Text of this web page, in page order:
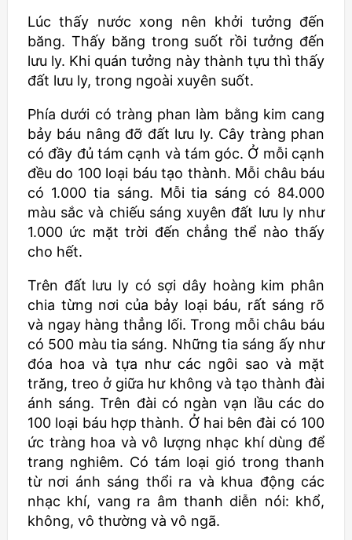
Lúc thấy nước xong nên khởi tưởng đến
băng. Thấy băng trong suốt rồi tưởng đến
lưu ly. Khi quán tưởng này thành tựu thì thấy
đất lưu ly, trong ngoài xuyên suốt.
Phía dưới có tràng phan làm bằng kim cang
bảy báu nâng đỡ đất lưu ly. Cây tràng phan
có đầy đủ tám cạnh và tám góc. Ở mỗi cạnh
đều do 100 loại báu tạo thành. Mỗi châu báu
có 1.000 tia sáng. Mỗi tia sáng có 84.000
màu sắc và chiếu sáng xuyên đất lưu ly như
1.000 ức mặt trời đến chẳng thể nào thấy
cho hết.
Trên đất lưu ly có sợi dây hoàng kim phân
chia từng nơi của bảy loại báu, rất sáng rõ
và ngay hàng thẳng lối. Trong mỗi châu báu
có 500 màu tia sáng. Những tia sáng ấy như
đóa hoa và tựa như các ngôi sao và mặt
trăng, treo ở giữa hư không và tạo thành đài
ánh sáng. Trên đài có ngàn vạn lầu các do
100 loại báu hợp thành. Ở hai bên đài có 100
ức tràng hoa và vô lượng nhạc khí dùng để
trang nghiêm. Có tám loại gió trong thanh
từ nơi ánh sáng thổi ra và khua động các
nhạc khí, vang ra âm thanh diễn nói: khổ,
không, vô thường và vô ngã.